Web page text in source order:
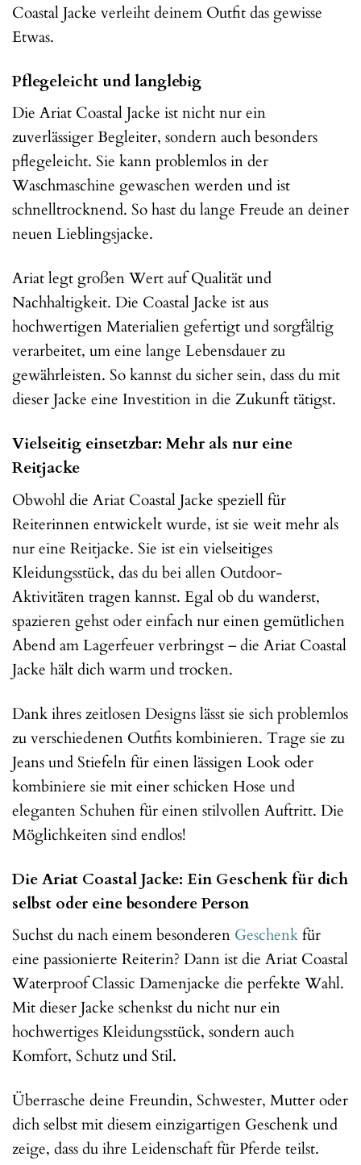
Coastal Jacke verleiht deinem Outfit das gewisse
Etwas.
Pflegeleicht und langlebig
Die Ariat Coastal Jacke ist nicht nur ein
zuverlässiger Begleiter, sondern auch besonders
pflegeleicht. Sie kann problemlos in der
Waschmaschine gewaschen werden und ist
schnelltrocknend. So hast du lange Freude an deiner
neuen Lieblingsjacke.
Ariat legt großen Wert auf Qualität und
Nachhaltigkeit. Die Coastal Jacke ist aus
hochwertigen Materialien gefertigt und sorgfältig
verarbeitet, um eine lange Lebensdauer zu
gewährleisten. So kannst du sicher sein, dass du mit
dieser Jacke eine Investition in die Zukunft tätigst.
Vielseitig einsetzbar: Mehr als nur eine
Reitjacke
Obwohl die Ariat Coastal Jacke speziell für
Reiterinnen entwickelt wurde, ist sie weit mehr als
nur eine Reitjacke. Sie ist ein vielseitiges
Kleidungsstück, das du bei allen Outdoor-
Aktivitäten tragen kannst. Egal ob du wanderst,
spazieren gehst oder einfach nur einen gemütlichen
Abend am Lagerfeuer verbringst – die Ariat Coastal
Jacke hält dich warm und trocken.
Dank ihres zeitlosen Designs lässt sie sich problemlos
zu verschiedenen Outfits kombinieren. Trage sie zu
Jeans und Stiefeln für einen lässigen Look oder
kombiniere sie mit einer schicken Hose und
eleganten Schuhen für einen stilvollen Auftritt. Die
Möglichkeiten sind endlos!
Die Ariat Coastal Jacke: Ein Geschenk für dich
selbst oder eine besondere Person
Suchst du nach einem besonderen Geschenkfür
eine passionierte Reiterin? Dann ist die Ariat Coastal
Waterproof Classic Damenjacke die perfekte Wahl.
Mit dieser Jacke schenkst du nicht nur ein
hochwertiges Kleidungsstück, sondern auch
Komfort, Schutz und Stil.
Überrasche deine Freundin, Schwester, Mutter oder
dich selbst mit diesem einzigartigen Geschenk und
zeige, dass du ihre Leidenschaft für Pferde teilst.